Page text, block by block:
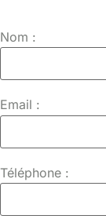
Nom :
Email :
Téléphone :